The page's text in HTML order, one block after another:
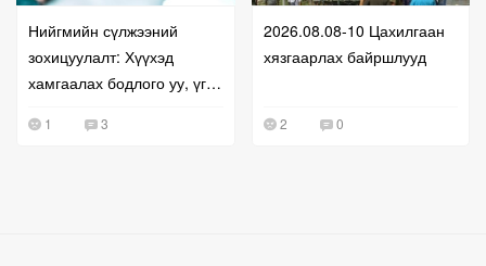
Нийгмийн сүлжээний
зохицуулалт: Хүүхэд
хамгаалах бодлого уу, үг
оролдлого уу?
1 3
2026.08.08-10 Цахилгаан
хязгаарлах байршлууд
2 0